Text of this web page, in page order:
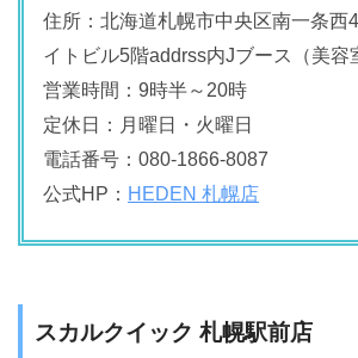
住所：北海道札幌市中央区南一条西
イトビル5階addrss内Jブース（美容
営業時間：9時半～20時
定休日：月曜日・火曜日
電話番号：080-1866-8087
公式HP： HEDEN 札幌店
スカルクイック 札幌駅前店